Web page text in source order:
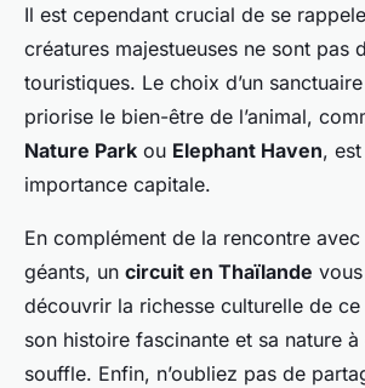
Il est cependant crucial de se
créatures majestueuses ne sont pas
touristiques. Le choix d’un
priorise le bien-être de l’animal,
Nature Park ou Elephant Haven,
importance capitale.
En complément de la rencontre
géants, un circuit en Thaïlande
découvrir la richesse culturelle de
son histoire fascinante et sa nature
souffle. Enfin, n’oubliez pas de